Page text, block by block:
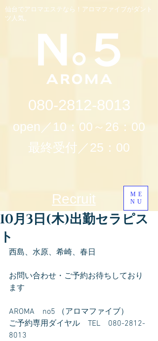
仙台でアロマエステなら！アロマファイブがダント
ツ人気。
080-2812-8013
open／10：00～26：00
最終受付／25：00
ME
NU
Recruit
10月3日(木)出勤セラピス
ト
西島、水原、希崎、春日
お問い合わせ・ご予約お待ちしており
ます
AROMA　no5 （アロマファイブ）
ご予約専用ダイヤル　TEL　080-2812-
8013